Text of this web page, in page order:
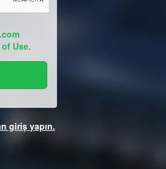
of Use.
giriş yapın.